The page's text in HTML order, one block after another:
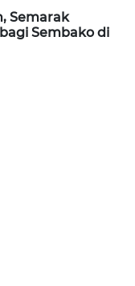
Semarak
Sembako di